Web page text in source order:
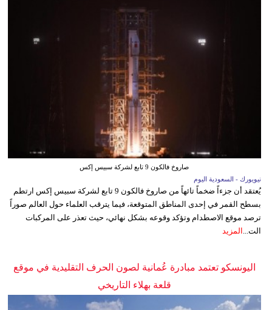
صاروخ فالكون 9 تابع لشركة سبيس إكس
نيويورك - السعودية اليوم
يُعتقد أن جزءاً ضخماً تائهاً من صاروخ فالكون 9 تابع لشركة سبيس إكس ارتطم
بسطح القمر في إحدى المناطق المتوقعة، فيما يترقب العلماء حول العالم صوراً
ترصد موقع الاصطدام وتؤكد وقوعه بشكل نهائي، حيث تعذر على المركبات
الت...
المزيد
اليونسكو تعتمد مبادرة عُمانية لصون الحرف التقليدية في موقع
قلعة بهلاء التاريخي